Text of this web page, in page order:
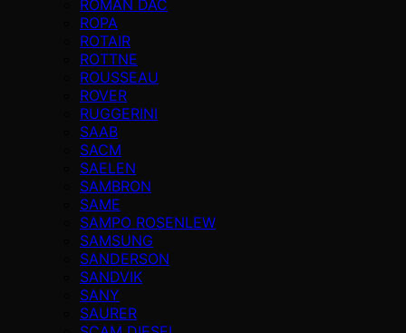
ROMAN DAC
ROPA
ROTAIR
ROTTNE
ROUSSEAU
ROVER
RUGGERINI
SAAB
SACM
SAELEN
SAMBRON
SAME
SAMPO ROSENLEW
SAMSUNG
SANDERSON
SANDVIK
SANY
SAURER